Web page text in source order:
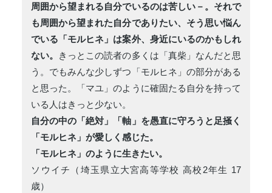
周囲から望まれる自分でいるのは苦しい－。それで
も周囲から望まれた自分でありたい、そう思い悩ん
でいる「モルヒネ」は案外、身近にいるのかもしれ
ない。 きっとこの読者の多くは「真柴」なんだと思
う。でもみんな少しずつ「モルヒネ」の部分がある
と思った。「マユ」のように確固たる自分を持って
いる人はきっと少ない。
自分の中の「絶対」「軸」を愚直に守ろうと足掻く
「モルヒネ」が愛しく感じた。
「モルヒネ」のように生きたい。
ソウイチ（埼玉県立大宮高等学校 高校2年生 17
歳）